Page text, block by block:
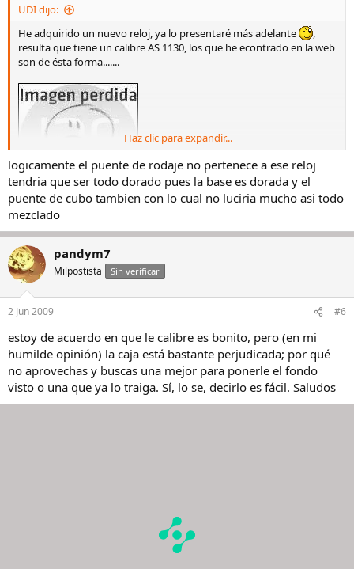
UDI dijo:
He adquirido un nuevo reloj, ya lo presentaré más adelante
,
resulta que tiene un calibre AS 1130, los que he econtrado en la web
son de ésta forma.......
pero el mío tiene la mala suerte de parecerse a éste de GP 27......
Y éste es el mío, con tres tonalidades y firmado por Dogma......
Haz clic para expandir...
logicamente el puente de rodaje no pertenece a ese reloj
tendria que ser todo dorado pues la base es dorada y el
puente de cubo tambien con lo cual no luciria mucho asi todo
mezclado
pandym7
Milpostista Sin verificar
2 Jun 2009 #6
estoy de acuerdo en que le calibre es bonito, pero (en mi
humilde opinión) la caja está bastante perjudicada; por qué
no aprovechas y buscas una mejor para ponerle el fondo
visto o una que ya lo traiga. Sí, lo se, decirlo es fácil. Saludos